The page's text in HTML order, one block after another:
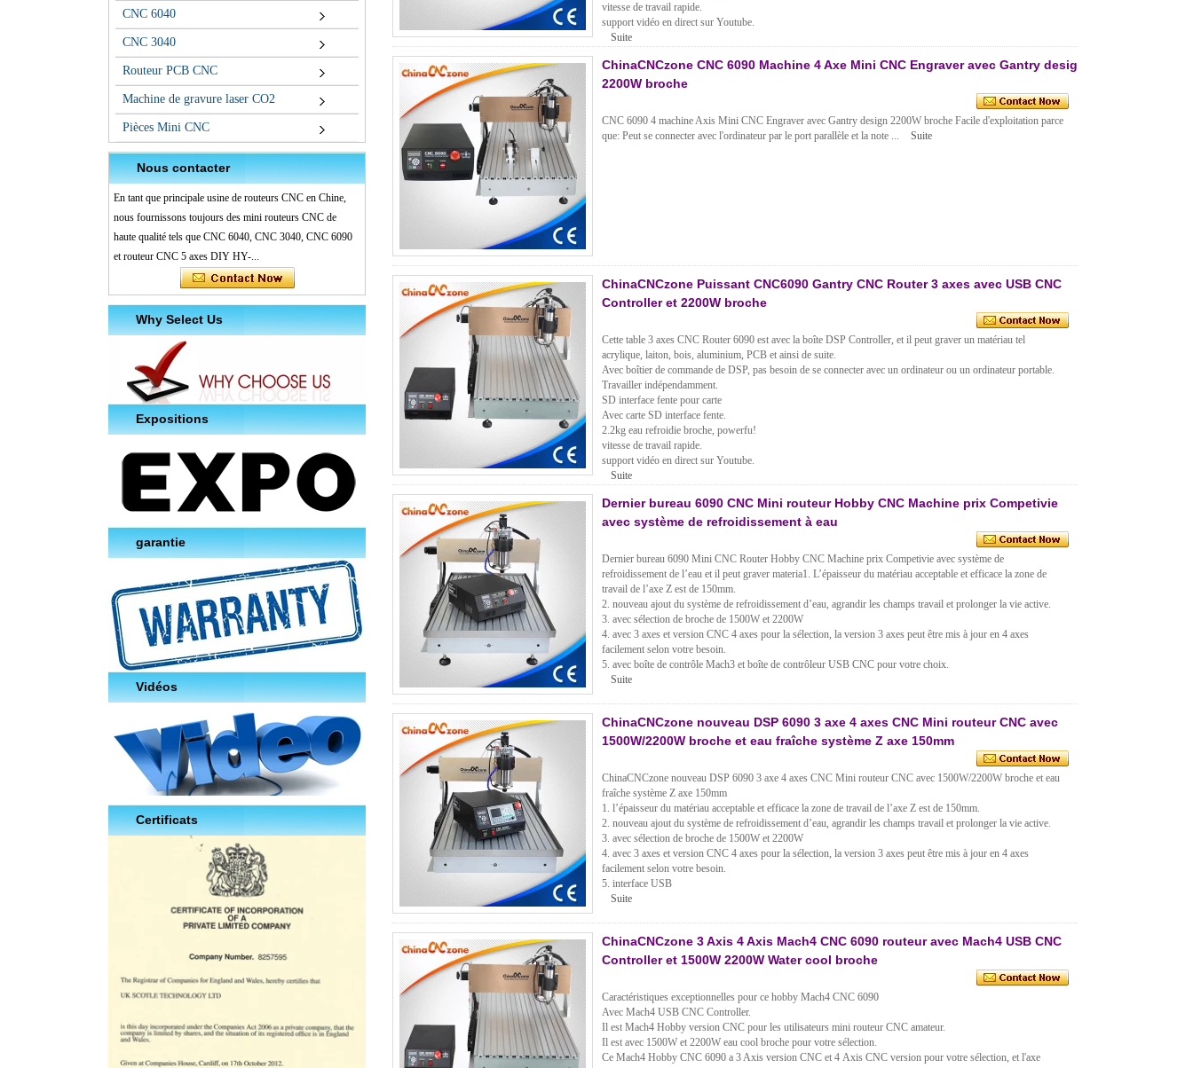
CNC 6040
CNC 3040
Routeur PCB CNC
Machine de gravure laser CO2
Pièces Mini CNC
Nous contacter
En tant que principale usine de routeurs CNC en Chine,
nous fournissons toujours des mini routeurs CNC de
haute qualité tels que CNC 6040, CNC 3040, CNC 6090
et routeur CNC 5 axes DIY HY-...
Why Select Us
Expositions
garantie
Vidéos
Certificats
vitesse de travail rapide.
support vidéo en direct sur Youtube.
Suite
ChinaCNCzone CNC 6090 Machine 4 Axe Mini CNC Engraver avec Gantry design
2200W broche
CNC 6090 4 machine Axis Mini CNC Engraver avec Gantry design 2200W broche Facile d'exploitation parce
que: Peut se connecter avec l'ordinateur par le port parallèle et la note ...
Suite
ChinaCNCzone Puissant CNC6090 Gantry CNC Router 3 axes avec USB CNC
Controller et 2200W broche
Cette table 3 axes CNC Router 6090 est avec la boîte DSP Controller, et il peut graver un matériau tel
acrylique, laiton, bois, aluminium, PCB et ainsi de suite.
Avec boîtier de commande de DSP, pas besoin de se connecter avec un ordinateur ou un ordinateur portable.
Travailler indépendamment.
SD interface fente pour carte
Avec carte SD interface fente.
2.2kg eau refroidie broche, powerfu!
vitesse de travail rapide.
support vidéo en direct sur Youtube.
Suite
Dernier bureau 6090 CNC Mini routeur Hobby CNC Machine prix Competivie
avec système de refroidissement à eau
Dernier bureau 6090 Mini CNC Router Hobby CNC Machine prix Competivie avec système de
refroidissement de l’eau et il peut graver materia1. L’épaisseur du matériau acceptable et efficace la zone de
travail de l’axe Z est de 150mm.
2. nouveau ajout du système de refroidissement d’eau, agrandir les champs travail et prolonger la vie active.
3. avec sélection de broche de 1500W et 2200W
4. avec 3 axes et version CNC 4 axes pour la sélection, la version 3 axes peut être mis à jour en 4 axes
facilement selon votre besoin.
5. avec boîte de contrôle Mach3 et boîte de contrôleur USB CNC pour votre choix.
Suite
ChinaCNCzone nouveau DSP 6090 3 axe 4 axes CNC Mini routeur CNC avec
1500W/2200W broche et eau fraîche système Z axe 150mm
ChinaCNCzone nouveau DSP 6090 3 axe 4 axes CNC Mini routeur CNC avec 1500W/2200W broche et eau
fraîche système Z axe 150mm
1. l’épaisseur du matériau acceptable et efficace la zone de travail de l’axe Z est de 150mm.
2. nouveau ajout du système de refroidissement d’eau, agrandir les champs travail et prolonger la vie active.
3. avec sélection de broche de 1500W et 2200W
4. avec 3 axes et version CNC 4 axes pour la sélection, la version 3 axes peut être mis à jour en 4 axes
facilement selon votre besoin.
5. interface USB
Suite
ChinaCNCzone 3 Axis 4 Axis Mach4 CNC 6090 routeur avec Mach4 USB CNC
Controller et 1500W 2200W Water cool broche
Caractéristiques exceptionnelles pour ce hobby Mach4 CNC 6090
Avec Mach4 USB CNC Controller.
Il est Mach4 Hobby version CNC pour les utilisateurs mini routeur CNC amateur.
Il est avec 1500W et 2200W eau cool broche pour votre sélection.
Ce Mach4 Hobby CNC 6090 a 3 Axis version CNC et 4 Axis CNC version pour votre sélection, et l'axe